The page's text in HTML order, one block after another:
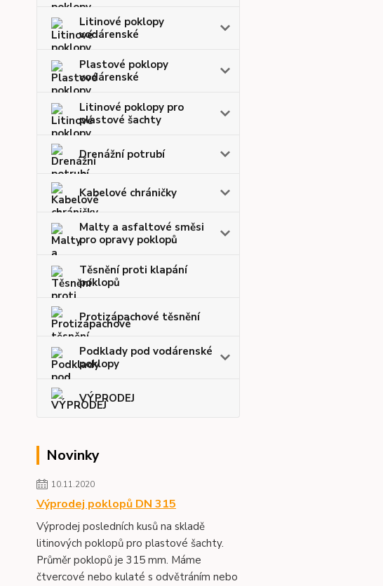
Litinové poklopy
vodárenské
Plastové poklopy
vodárenské
Litinové poklopy pro
plastové šachty
Drenážní potrubí
Kabelové chráničky
Malty a asfaltové směsi
pro opravy poklopů
Těsnění proti klapání
poklopů
Protizápachové těsnění
Podklady pod vodárenské
poklopy
VÝPRODEJ
Novinky
10.11.2020
Výprodej poklopů DN 315
Výprodej posledních kusů na skladě
litinových poklopů pro plastové šachty.
Průměr poklopů je 315 mm. Máme
čtvercové nebo kulaté s odvětráním nebo